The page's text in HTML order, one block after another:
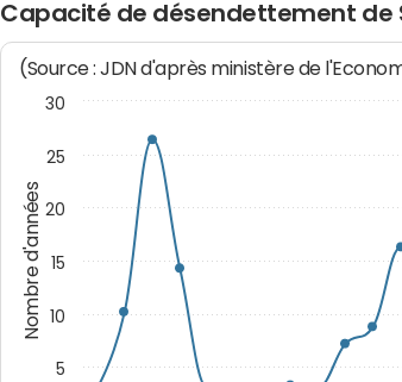
Capacité de désendettement de
Nombre d'années
(Source : JDN d'après ministère de
5
10
15
20
25
30